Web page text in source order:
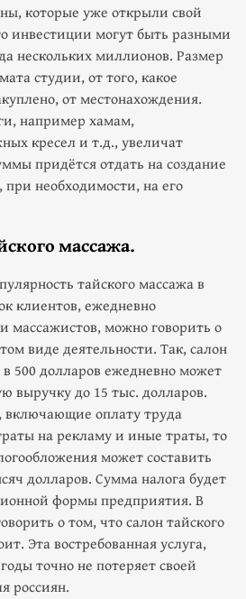
которые уже открыли свой
инвестиции могут быть разными
нескольких миллионов. Размер
студии, от того, какое
от местонахождения.
например хамам,
кресел и т.д., увеличат
придётся отдать на создание
необходимости, на его
массажа.
тайского массажа в
клиентов, ежедневно
массажистов, можно говорить о
виде деятельности. Так, салон
500 долларов ежедневно может
выручку до 15 тыс. долларов.
включающие оплату труда
на рекламу и иные траты, то
может составить
долларов. Сумма налога будет
формы предприятия. В
о том, что салон тайского
Эта востребованная услуга,
точно не потеряет своей
россиян.